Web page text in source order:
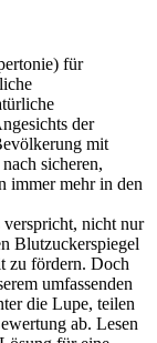
für
der
mit
sicheren,
immer mehr in den
nicht nur
Blutzuckerspiegel
zu fördern. Doch
umfassenden
die Lupe, teilen
ab. Lesen